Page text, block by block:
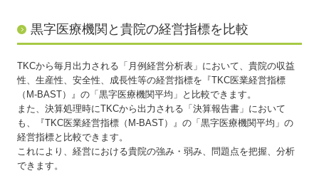
黒字医療機関と貴院の経営指標を比較
TKCから毎月出力される「月例経営分析表」において、貴院の収益
性、生産性、安全性、成長性等の経営指標を『TKC医業経営指標
（M-BAST）』の「黒字医療機関平均」と比較できます。
また、決算処理時にTKCから出力される「決算報告書」において
も、『TKC医業経営指標（M-BAST）』の「黒字医療機関平均」の
経営指標と比較できます。
これにより、経営における貴院の強み・弱み、問題点を把握、分析
できます。